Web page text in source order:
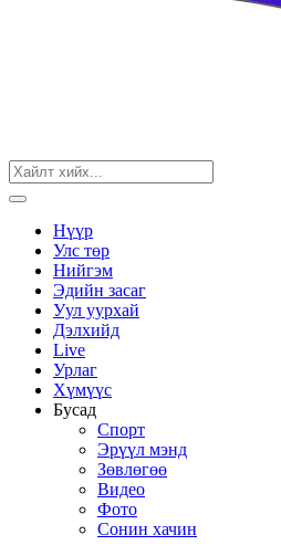
Нүүр
Улс төр
Нийгэм
Эдийн засаг
Уул уурхай
Дэлхийд
Live
Урлаг
Хүмүүс
Бусад
Спорт
Эрүүл мэнд
Зөвлөгөө
Видео
Фото
Сонин хачин